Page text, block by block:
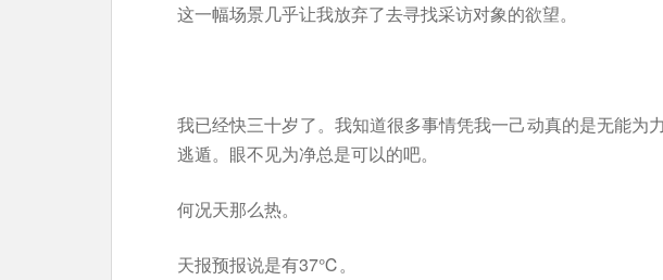
这一幅场景几乎让我放弃了去寻找采访对象的欲望。
我已经快三十岁了。我知道很多事情凭我一己动真的是无能为
逃遁。眼不见为净总是可以的吧。
何况天那么热。
天报预报说是有37℃。